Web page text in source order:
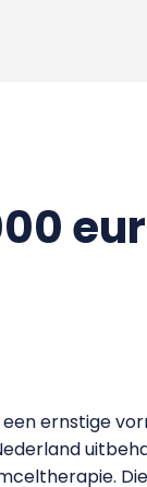
ernstige